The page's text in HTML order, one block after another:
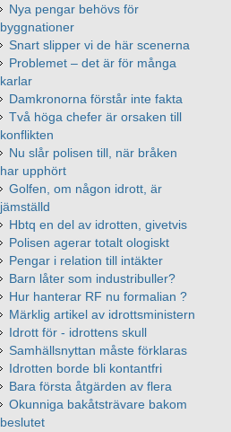
Nya pengar behövs för
byggnationer
Snart slipper vi de här scenerna
Problemet – det är för många
karlar
Damkronorna förstår inte fakta
Två höga chefer är orsaken till
konflikten
Nu slår polisen till, när bråken
har upphört
Golfen, om någon idrott, är
jämställd
Hbtq en del av idrotten, givetvis
Polisen agerar totalt ologiskt
Pengar i relation till intäkter
Barn låter som industribuller?
Hur hanterar RF nu formalian ?
Märklig artikel av idrottsministern
Idrott för - idrottens skull
Samhällsnyttan måste förklaras
Idrotten borde bli kontantfri
Bara första åtgärden av flera
Okunniga bakåtsträvare bakom
beslutet